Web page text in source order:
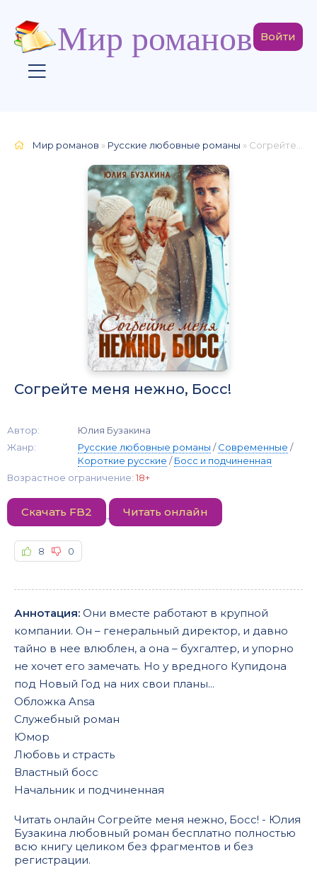
Мир романов Войти
Мир романов » Русские любовные романы » Согрейте меня нежно, Босс!
Согрейте меня нежно, Босс!
Автор:
Юлия Бузакина
Жанр:
Русские любовные романы /Современные /
Короткие русские /Босс и подчиненная
Возрастное ограничение: 18+
Скачать FB2 Читать онлайн
8 0
Аннотация: Они вместе работают в крупной
компании. Он – генеральный директор, и давно
тайно в нее влюблен, а она – бухгалтер, и упорно
не хочет его замечать. Но у вредного Купидона
под Новый Год на них свои планы...
Обложка Ansa
Служебный роман
Юмор
Любовь и страсть
Властный босс
Начальник и подчиненная
Читать онлайн Согрейте меня нежно, Босс! - Юлия
Бузакина любовный роман бесплатно полностью
всю книгу целиком без фрагментов и без
регистрации.